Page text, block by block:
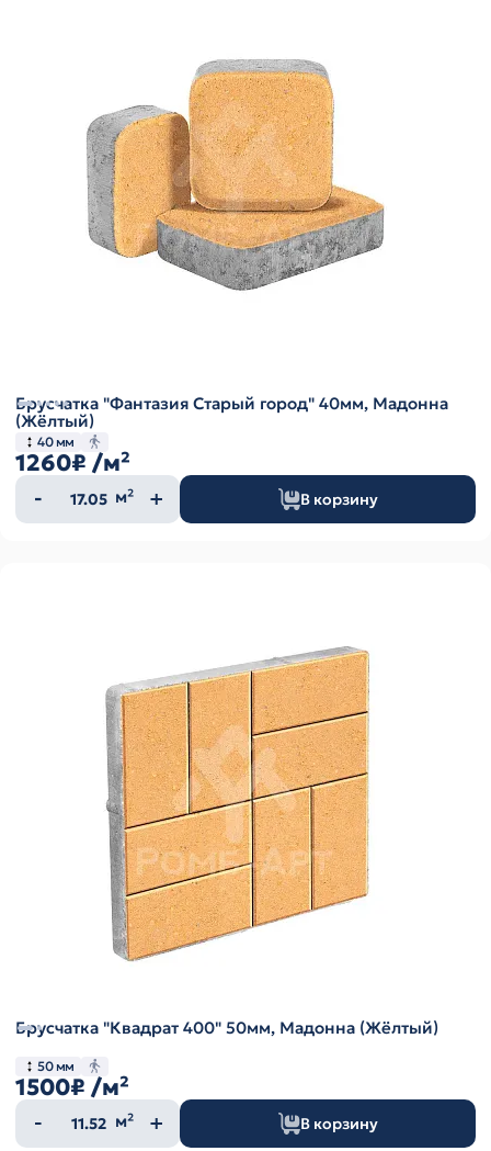
Брусчатка "Фантазия Старый город" 40мм, Мадонна
(Жёлтый)
40 мм
1260₽ /м²
Количество
товара
м² В корзину
Брусчатка "Квадрат 400" 50мм, Мадонна (Жёлтый)
50 мм
1500₽ /м²
Количество
товара
м² В корзину